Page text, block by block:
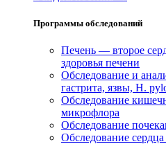
Программы обследований
Печень — второе
здоровья печени
Обследование и
гастрита, язвы, H.
Обследование
микрофлора
Обследование почек
Обследование сердца